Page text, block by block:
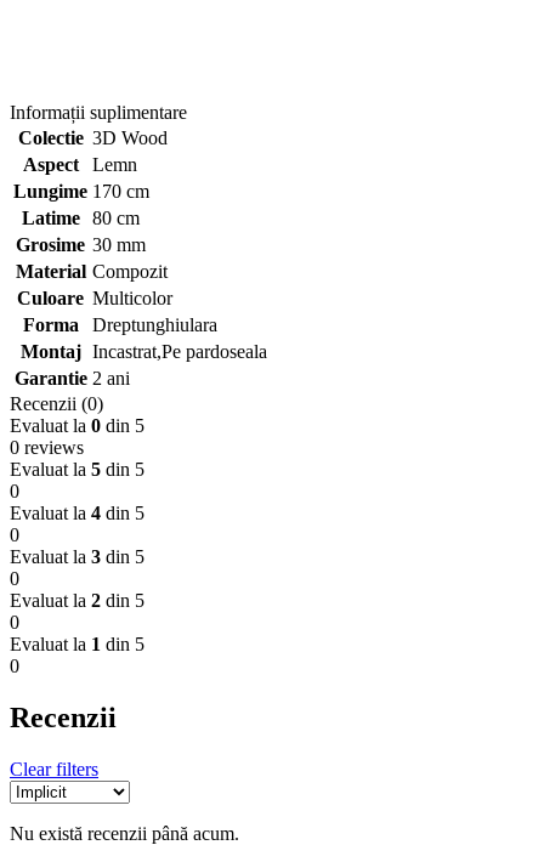
Informații suplimentare
Colectie 3D Wood
Aspect
Lemn
Lungime 170 cm
Latime
80 cm
Grosime 30 mm
Material Compozit
Culoare Multicolor
Forma
Dreptunghiulara
Montaj Incastrat,Pe pardoseala
Garantie 2 ani
Recenzii (0)
Evaluat la 0 din 5
0 reviews
Evaluat la 5 din 5
0
Evaluat la 4 din 5
0
Evaluat la 3 din 5
0
Evaluat la 2 din 5
0
Evaluat la 1 din 5
0
Recenzii
Clear filters
Nu există recenzii până acum.